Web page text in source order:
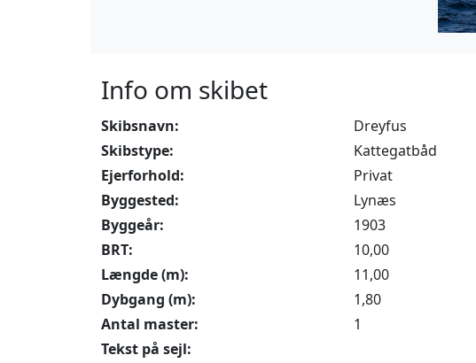
Info om skibet
Skibsnavn:
Dreyfus
Skibstype:
Kattegatbåd
Ejerforhold:
Privat
Byggested:
Lynæs
Byggeår:
1903
BRT:
10,00
Længde (m):
11,00
Dybgang (m):
1,80
Antal master:
1
Tekst på sejl: